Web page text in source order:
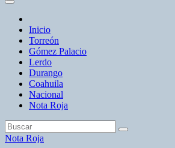
Inicio
Torreón
Gómez Palacio
Lerdo
Durango
Coahuila
Nacional
Nota Roja
Nota Roja